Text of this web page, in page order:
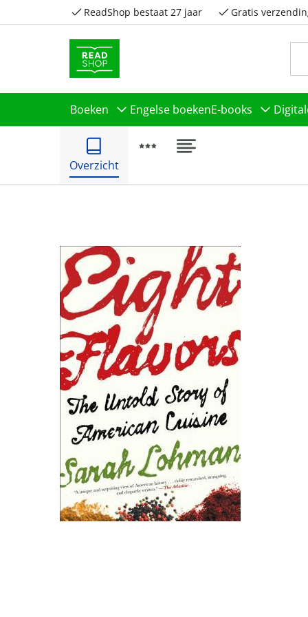
ReadShop bestaat 27 jaar Gratis
Boeken Engelse boekenE-books
Overzicht